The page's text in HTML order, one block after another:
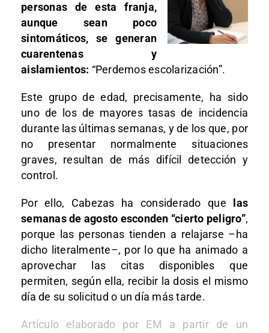
personas de esta franja,
aunque sean poco
sintomáticos, se generan
cuarentenas y
aislamientos: “Perdemos escolarización”.
Este grupo de edad, precisamente, ha sido
uno de los de mayores tasas de incidencia
durante las últimas semanas, y de los que, por
no presentar normalmente situaciones
graves, resultan de más difícil detección y
control.
Por ello, Cabezas ha considerado que
las
semanas de agosto esconden “cierto peligro”,
porque las personas tienden a relajarse –ha
dicho literalmente–, por lo que ha animado a
aprovechar las citas disponibles que
permiten, según ella, recibir la dosis el mismo
día de su solicitud o un día más tarde.
Artículo elaborado por EM a partir de un